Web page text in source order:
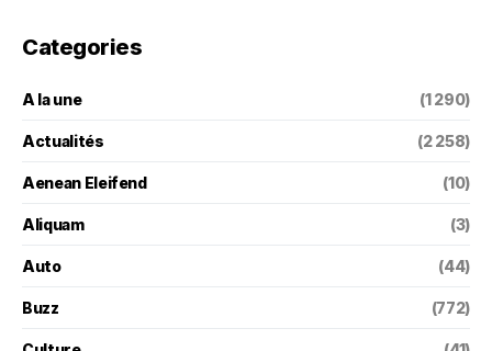
Categories
A la une (1 290)
Actualités (2 258)
Aenean Eleifend (10)
Aliquam (3)
Auto (44)
Buzz (772)